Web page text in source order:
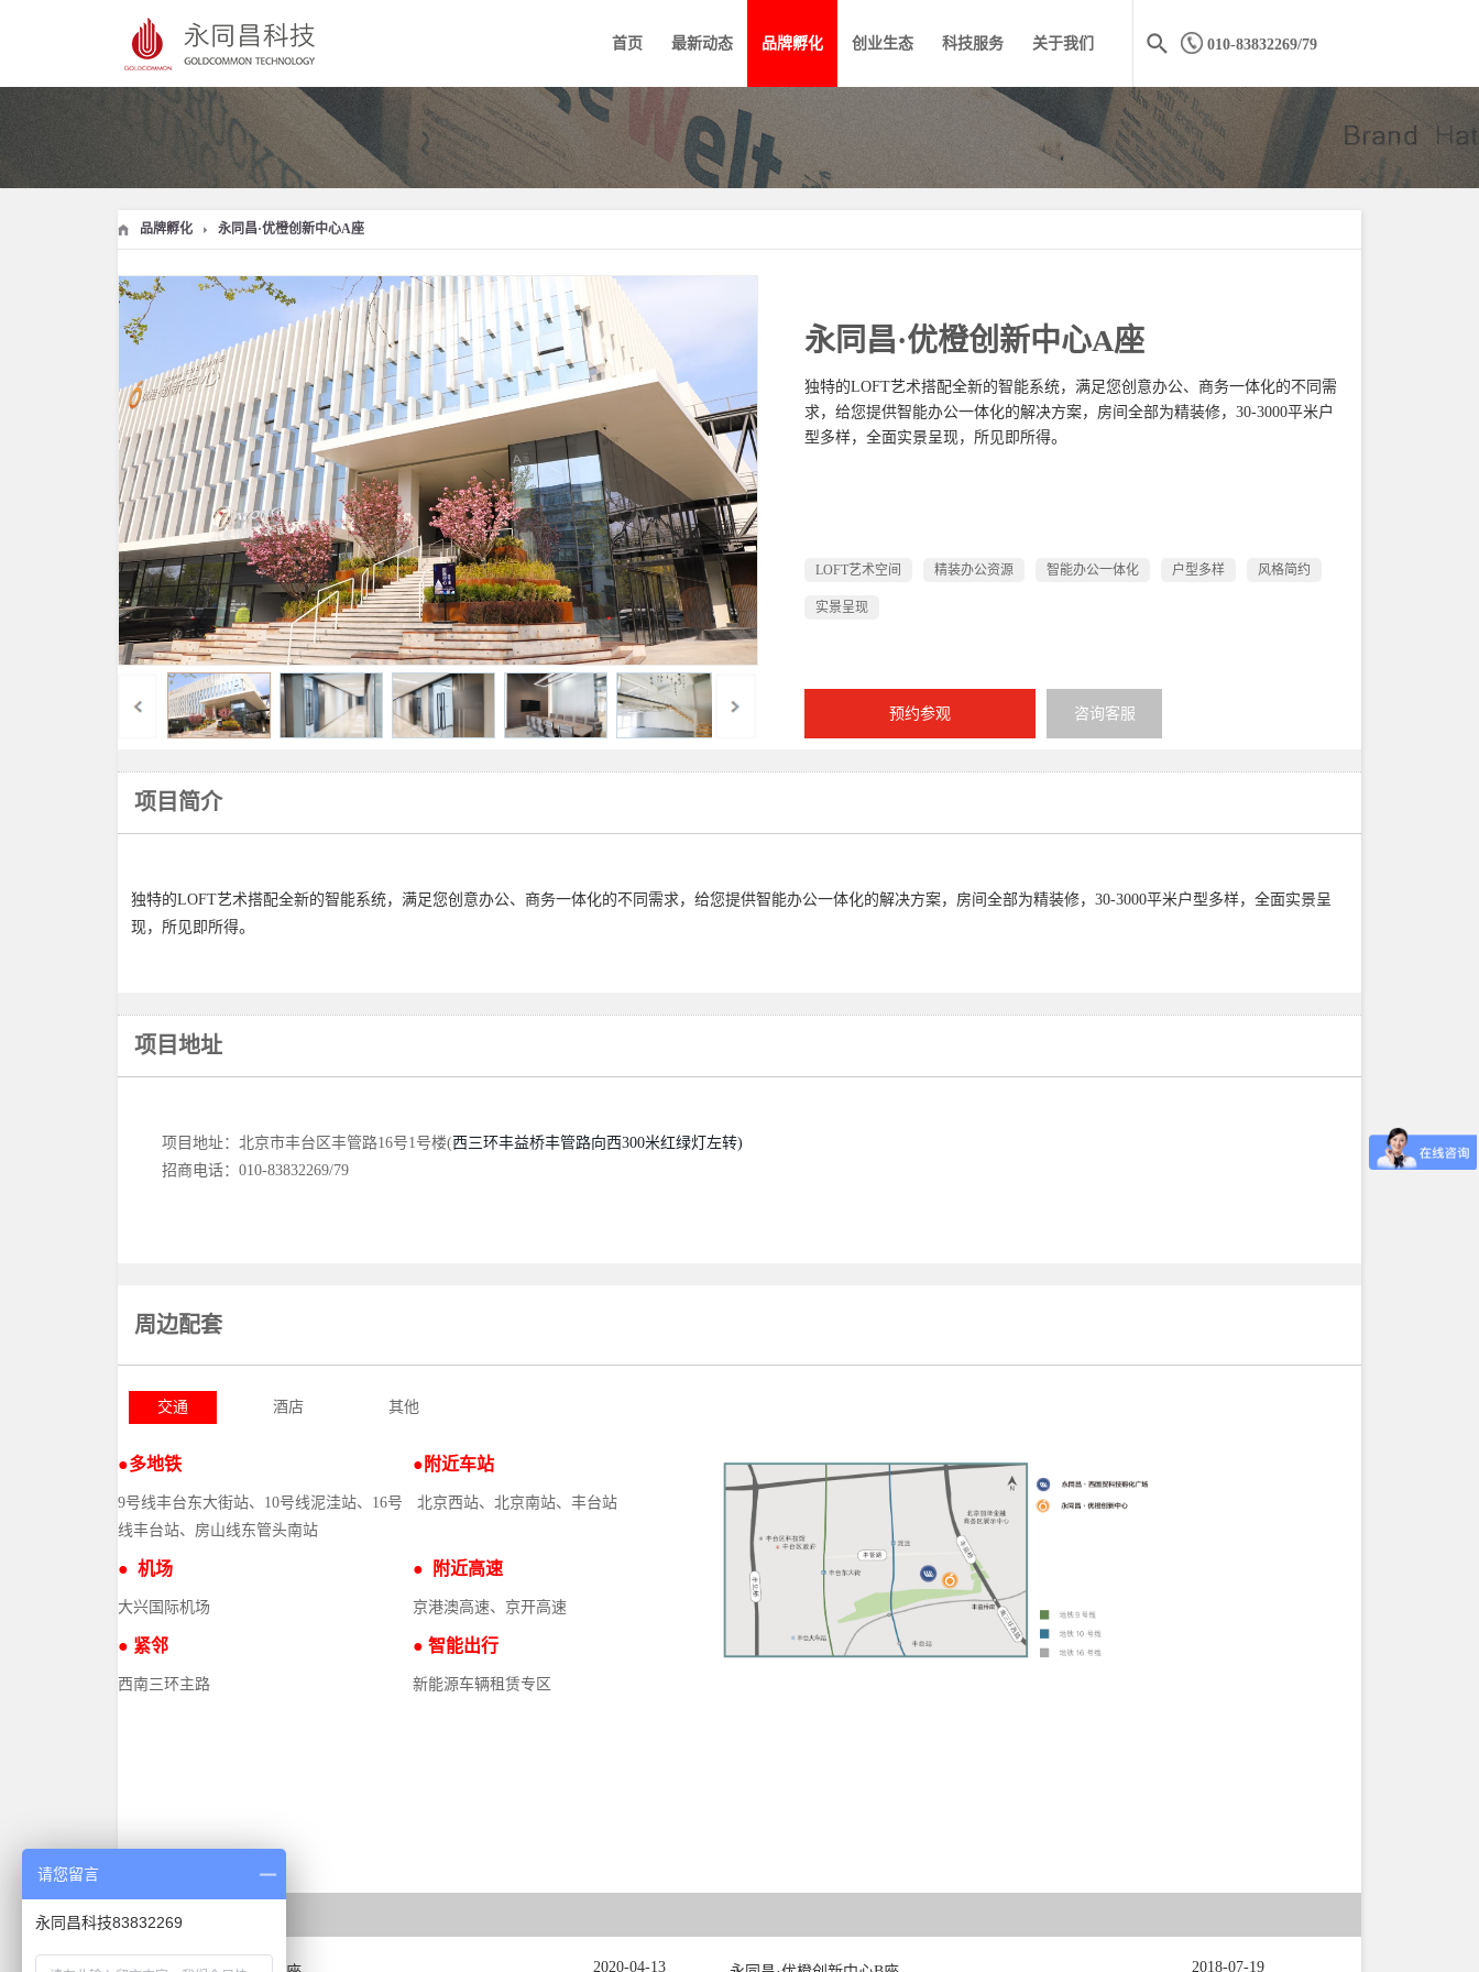
010-83832269/79
首页 最新动态 品牌孵化 创业生态 科技服务 关于我们
品牌孵化 永同昌·优橙创新中心A座
永同昌·优橙创新中心A座
独特的LOFT艺术搭配全新的智能系统，满足您创意办公、商务一体化的不同需
求， 给您提供智能办公一体化的解决方案， 房间全部为精装修，30-3000平米户
型多样， 全面实景呈现，所见即所得。
LOFT艺术空间 精装办公资源 智能办公一体化 户型多样 风格简约
实景呈现
预约参观 咨询客服
项目简介
独特的LOFT艺术搭配全新的智能系统，满足您创意办公、商务一体化的不同需求， 给您提供智能办公一体化的解决方案， 房间全部为精装修，30-3000平米户型多样， 全面实景呈
现，所见即所得。
项目地址
项目地址：北京市丰台区丰管路16号1号楼(西三环丰益桥丰管路向西300米红绿灯 左转)
招商电话：010-83832269/79
周边配套
交通 酒店 其他
●多地铁 ●附近车站
9号线丰台东大街站、10号线泥洼站、16号
线丰台站、房山线东管头南站
北京西站、北京南站、丰台站
● 机场 ● 附近高速
大兴国际机场 京港澳高速、京开高速
● 紧邻 ● 智能出行
西南三环主路 新能源车辆租赁专区
●双地铁
9号线、10号线
北京西站、北京南
站、丰台火车站
● 机场
首都第二机场
● 紧邻
西国贸大酒店
西国贸·创客公寓 西国贸·水会
相关推荐
2020-04-13 2018-07-19
请您留言
永同昌科技83832269